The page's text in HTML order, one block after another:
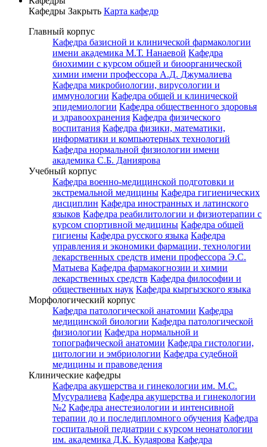
Кафедры Закрыть Карта кафедр
Главный корпус
Кафедра базисной и клинической фармакологии
имени академика М.Т. Нанаевой Кафедра
биохимии с курсом общей и биоорганической
химии имени профессора А.Д. Джумалиева
Кафедра микробиологии, вирусологии и
иммунологии Кафедра общей и клинической
эпидемиологии Кафедра общественного здоровья
и здравоохранения Кафедра физического
воспитания Кафедра физики, математики,
информатики и компьютерных технологий
Кафедра нормальной физиологии имени
академика С.Б. Даниярова
Учебный корпус
Кафедра военно-медицинской подготовки и
экстремальной медицины Кафедра гигиенических
дисциплин Кафедра иностранных и латинского
языков Кафедра реабилитологии и физиотерапии с
курсом спортивной медицины Кафедра общей
гигиены Кафедра русского языка Кафедра
управления и экономики фармации, технологии
лекарственных средств имени профессора Э.С.
Матыева Кафедра фармакогнозии и химии
лекарственных средств Кафедра философии и
общественных наук Кафедра кыргызского языка
Морфологический корпус
Кафедра патологической анатомии Кафедра
медицинской биологии Кафедра патологической
физиологии Кафедра нормальной и
топографической анатомии Кафедра гистологии,
цитологии и эмбриологии Кафедра судебной
медицины и правоведения
Клинические кафедры
Кафедра акушерства и гинекологии им. М.С.
Мусуралиева Кафедра акушерства и гинекологии
№2 Кафедра анестезиологии и интенсивной
терапии до и последипломного обучения Кафедра
госпитальной педиатрии с курсом неонатологии
им. академика Д.К. Кудаярова Кафедра